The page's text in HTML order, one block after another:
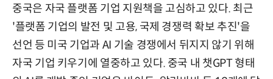
중국은 자국 플랫폼 기업 지원책을 고심하고 있다. 최근
'플랫폼 기업의 발전 및 고용, 국제 경쟁력 확보 추진'을
선언 등 미국 기업과 AI 기술 경쟁에서 뒤지지 않기 위해
자국 기업 키우기에 열중하고 있다. 중국 내 챗GPT 형태